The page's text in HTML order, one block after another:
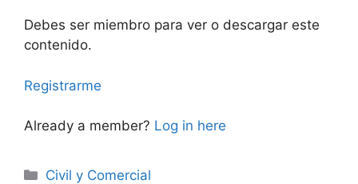
Debes ser miembro para ver o descargar este
contenido.
Registrarme
Already a member? Log in here
Categories
Civil y Comercial